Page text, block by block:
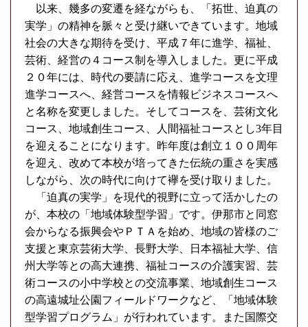
以来、幾多の変遷を経ながらも、「拓世、迫真の
実学」の精神を脈々と受け継いできています。地域
社会の大きな期待を受け、平成７年に進学、福祉、
芸術、経営の４コース制を導入しました。更に平成
２０年には、時代の要請に応え、進学コースを文理
進学コースへ、経営コースを情報ビジネスコースへ
と名称を変更しました。そしてコースを、芸術文化
コース、地域創生コース、人間福祉コースとし3年目
を迎えることになります。昨年度は創立１００周年
を迎え、改めて本校が培ってきた伝統の重さを実感
しながら、次の時代に向けて襷を受け取りました。
「迫真の実学」を現代的視野に立って活かしたの
が、本校の「地域体験型学習」です。伊那市と同窓
会からなる振興会やＰＴＡを始め、地域の皆様のご
支援と東京芸術大学、長野大学、日本福祉大学、信
州大学等との高大連携、福祉コースの介護実習、芸
術コースの小中学校との交流事業、地域創生コース
の高遠城址公園フィールドワークなど、「地域体験
型学習プログラム」が行われています。また国際交